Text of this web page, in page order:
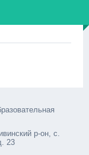
р-он, с.
23